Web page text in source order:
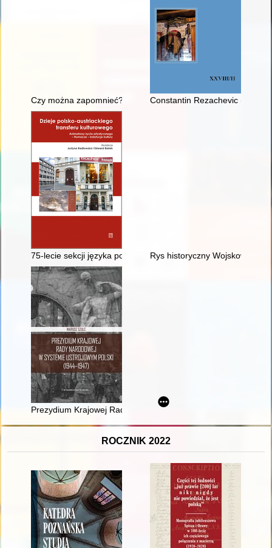
Czy można zapomnieć? : Marian Feliks Karczewski : katalog
Constantin Rezachevic (1943-
75-lecie sekcji języka polskiego w Instytucie Translatoryki
Rys historyczny Wojskowej
Prezydium Krajowej Rady Narodowej w systemie ustrojowym
ROCZNIK 2022